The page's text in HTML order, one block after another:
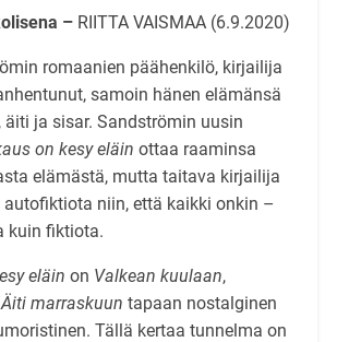
– RIITTA VAISMAA (6.9.2020)
romaanien päähenkilö, kirjailija
samoin hänen elämänsä
äiti ja sisar. Sandströmin uusin
on kesy eläin ottaa raaminsa
elämästä, mutta taitava kirjailija
autofiktiota niin, että kaikki onkin –
kuin fiktiota.
eläin on Valkean kuulaan,
Äiti marraskuun tapaan nostalginen
Tällä kertaa tunnelma on